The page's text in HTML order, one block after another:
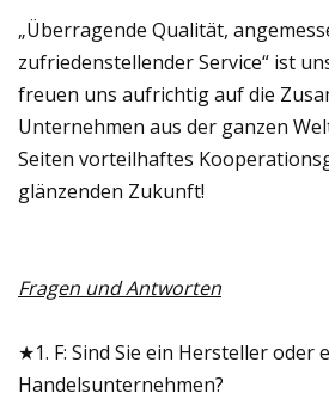
„Überragende Qualität,
zufriedenstellender Service“ ist
freuen uns aufrichtig auf die
Unternehmen aus der ganzen
Seiten vorteilhaftes
glänzenden Zukunft!
Fragen und Antworten
★1. F: Sind Sie ein Hersteller oder
Handelsunternehmen?